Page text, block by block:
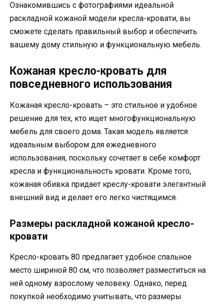
Ознакомившись с фотографиями идеальной
раскладной кожаной модели кресла-кровати, вы
сможете сделать правильный выбор и обеспечить
вашему дому стильную и функциональную мебель.
Кожаная кресло-кровать для
повседневного использования
Кожаная кресло-кровать – это стильное и удобное
решение для тех, кто ищет многофункциональную
мебель для своего дома. Такая модель является
идеальным выбором для ежедневного
использования, поскольку сочетает в себе комфорт
кресла и функциональность кровати. Кроме того,
кожаная обивка придает креслу-кровати элегантный
внешний вид и делает его легко чистящимся.
Размеры раскладной кожаной кресло-
кровати
Кресло-кровать 80 предлагает удобное спальное
место шириной 80 см, что позволяет разместиться на
ней одному взрослому человеку. Однако, перед
покупкой необходимо учитывать, что размеры